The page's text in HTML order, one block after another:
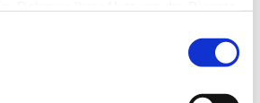
Stralsund zu senden, das zu der
unterstellt war. Wendelin der
alt war meldete sich. Am
nach Schwedisch Pommern an.